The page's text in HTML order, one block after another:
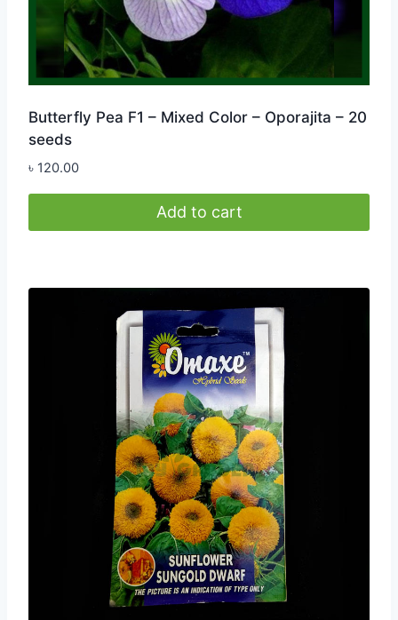
Butterfly Pea F1 – Mixed Color – Oporajita – 20
seeds
৳ 120.00
Add to cart